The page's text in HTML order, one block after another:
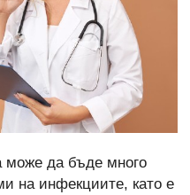
може да бъде много
на инфекциите, като е